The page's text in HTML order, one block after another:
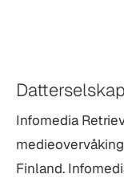
Datterselskap
Infomedia
Finland.